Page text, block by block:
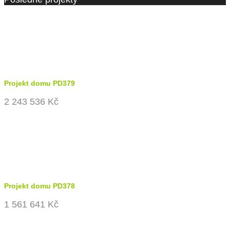
Projekt domu PD379
2 243 536 Kč
Projekt domu PD378
1 561 641 Kč